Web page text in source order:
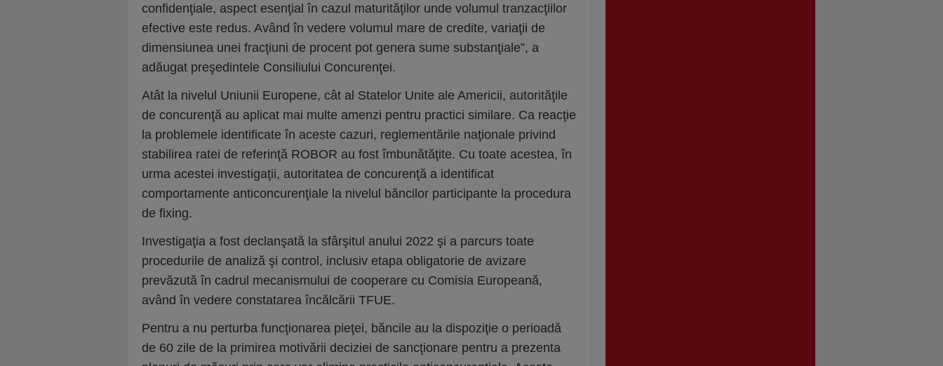
confidenţiale, aspect esenţial în cazul maturităţilor unde volumul tranzacţiilor
efective este redus. Având în vedere volumul mare de credite, variaţii de
dimensiunea unei fracţiuni de procent pot genera sume substanţiale”, a
adăugat preşedintele Consiliului Concurenţei.
Atât la nivelul Uniunii Europene, cât al Statelor Unite ale Americii, autorităţile
de concurenţă au aplicat mai multe amenzi pentru practici similare. Ca reacţie
la problemele identificate în aceste cazuri, reglementările naţionale privind
stabilirea ratei de referinţă ROBOR au fost îmbunătăţite. Cu toate acestea, în
urma acestei investigaţii, autoritatea de concurenţă a identificat
comportamente anticoncurenţiale la nivelul băncilor participante la procedura
de fixing.
Investigaţia a fost declanşată la sfârşitul anului 2022 şi a parcurs toate
procedurile de analiză şi control, inclusiv etapa obligatorie de avizare
prevăzută în cadrul mecanismului de cooperare cu Comisia Europeană,
având în vedere constatarea încălcării TFUE.
Pentru a nu perturba funcţionarea pieţei, băncile au la dispoziţie o perioadă
de 60 zile de la primirea motivării deciziei de sancţionare pentru a prezenta